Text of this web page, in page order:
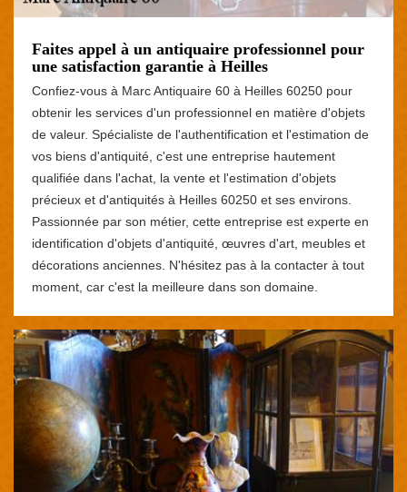
Faites appel à un antiquaire professionnel pour
une satisfaction garantie à Heilles
Confiez-vous à Marc Antiquaire 60 à Heilles 60250 pour
obtenir les services d'un professionnel en matière d'objets
de valeur. Spécialiste de l'authentification et l'estimation de
vos biens d'antiquité, c'est une entreprise hautement
qualifiée dans l'achat, la vente et l'estimation d'objets
précieux et d'antiquités à Heilles 60250 et ses environs.
Passionnée par son métier, cette entreprise est experte en
identification d'objets d'antiquité, œuvres d'art, meubles et
décorations anciennes. N'hésitez pas à la contacter à tout
moment, car c'est la meilleure dans son domaine.